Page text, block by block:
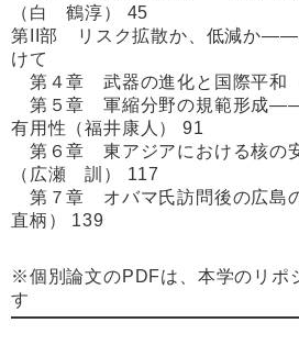
（白 鶴淳） 45
第II部 リスク拡散か、低減か――
けて
第４章 武器の進化と国際平和
第５章 軍縮分野の規範形成――
有用性（福井康人） 91
第６章 東アジアにおける核の
（広瀬 訓） 117
第７章 オバマ氏訪問後の広島
直柄） 139
※個別論文のPDFは、本学のリポ
す